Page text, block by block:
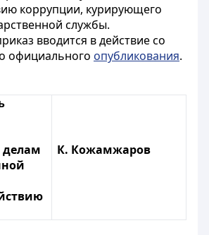
коррупции, курирующего
службы.
вводится в действие со
официального опубликования.
делам
К. Кожамжаров